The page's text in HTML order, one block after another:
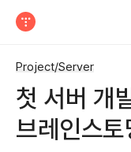
Project/Server
첫 서버 개
브레인스